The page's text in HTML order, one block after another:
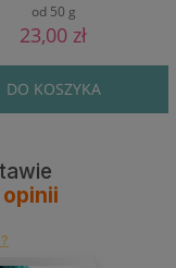
od 50 g
23,00 zł
DO KOSZYKA
opinii